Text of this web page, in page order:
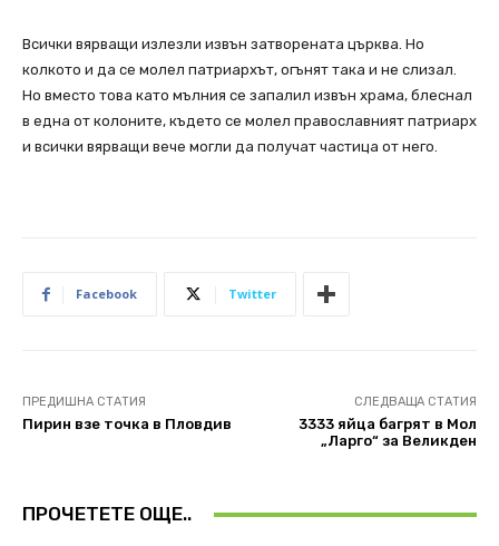
Всички вярващи излезли извън затворената църква. Но
колкото и да се молел патриархът, огънят така и не слизал.
Но вместо това като мълния се запалил извън храма, блеснал
в една от колоните, където се молел православният патриарх
и всички вярващи вече могли да получат частица от него.
Facebook Twitter
ПРЕДИШНА СТАТИЯ
Пирин взе точка в Пловдив
СЛЕДВАЩА СТАТИЯ
3333 яйца багрят в Mол
„Ларго“ за Великден
ПРОЧЕТЕТЕ ОЩЕ..